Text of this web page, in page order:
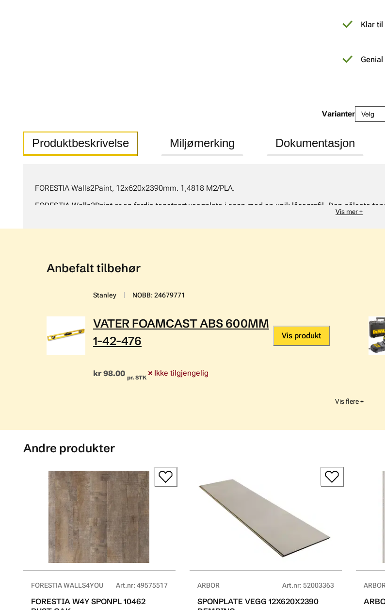
Klar
Varianter
Produktbeskrivelse Miljømerking Dokumentasjon
FORESTIA Walls2Paint, 12x620x2390mm. 1,4818 M2/PLA.
FORESTIA Walls2Paint er en ferdig tapetsert veggplate i spon med en unik låseprofil. Den pålagte
Vis mer +
Anbefalt tilbehør
Stanley NOBB: 24679771
VATER FOAMCAST ABS 600MM
1-42-476
kr 98.00 pr. STK Ikke tilgjengelig
Vis produkt
Vis flere +
Andre produkter
FORESTIA WALLS4YOU Art.nr: 49575517
FORESTIA W4Y SPONPL 10462
ARBOR Art.nr: 52003363
SPONPLATE VEGG 12X620X2390
ARBOR